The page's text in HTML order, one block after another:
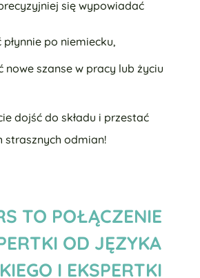
się wypowiadać
po niemiecku,
nowe szanse w pracy lub życiu
dojść do składu i przestać
strasznych odmian!
TO POŁĄCZENIE
OD JĘZYKA
I EKSPERTKI